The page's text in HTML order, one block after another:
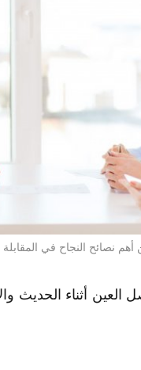
أهم نصائح النجاح في المقابلة
العين أثناء الحديث